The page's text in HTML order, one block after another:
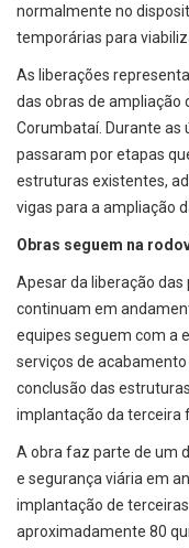
normalmente no
temporárias para
As liberações
das obras de ampliação
Corumbataí. Durante as
passaram por etapas
estruturas existentes,
vigas para a ampliação
Obras seguem na
Apesar da liberação
continuam em
equipes seguem com a
serviços de
conclusão das
implantação da terceira
A obra faz parte de um
e segurança viária em
implantação de
aproximadamente 80